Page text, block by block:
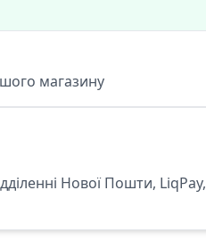
магазину
Нової Пошти, LiqPay,